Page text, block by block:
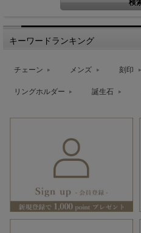
キーワードランキング
チェーン メンズ 刻印
リングホルダー 誕生石